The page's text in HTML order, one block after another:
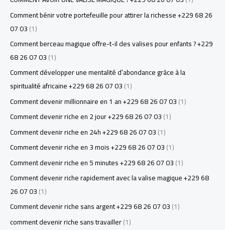
Comment bénir votre portefeuille pour attirer la richesse +229 68 26
07 03(1)
Comment berceau magique offre-t-il des valises pour enfants ? +229
68 26 07 03(1)
Comment développer une mentalité d’abondance grâce à la
spiritualité africaine +229 68 26 07 03(1)
Comment devenir millionnaire en 1 an +229 68 26 07 03(1)
Comment devenir riche en 2 jour +229 68 26 07 03(1)
Comment devenir riche en 24h +229 68 26 07 03(1)
Comment devenir riche en 3 mois +229 68 26 07 03(1)
Comment devenir riche en 5 minutes +229 68 26 07 03(1)
Comment devenir riche rapidement avec la valise magique +229 68
26 07 03(1)
Comment devenir riche sans argent +229 68 26 07 03(1)
comment devenir riche sans travailler(1)